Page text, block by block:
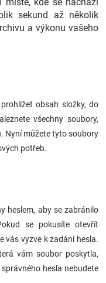
sekund až několik
a výkonu vašeho
obsah složky, do
všechny soubory,
Nyní můžete tyto soubory
potřeb.
heslem, aby se zabránilo
se pokusíte otevřít
vás vyzve k zadání hesla.
vám soubor poskytla,
hesla nebudete